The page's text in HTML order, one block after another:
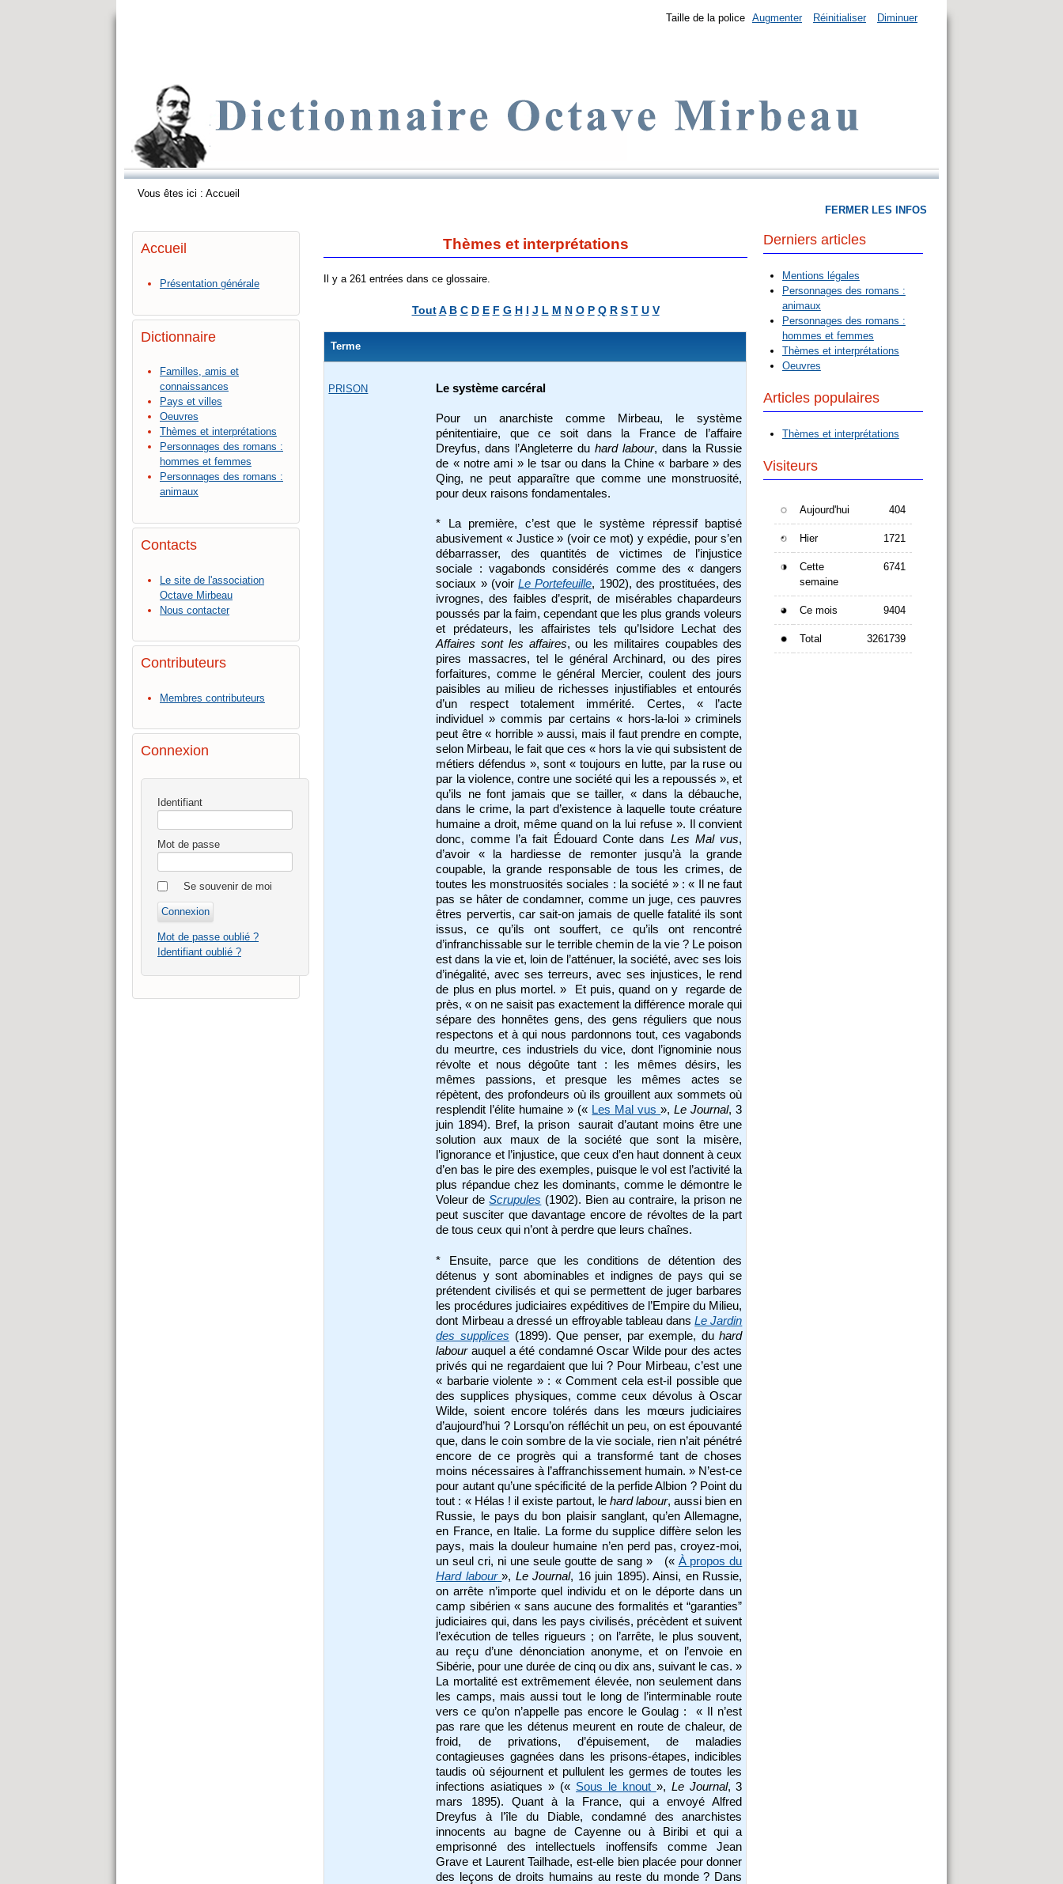
Taille de la police Augmenter Réinitialiser Diminuer
Vous êtes ici : Accueil
Accueil
Présentation générale
Dictionnaire
Familles, amis et
connaissances
Pays et villes
Oeuvres
Thèmes et interprétations
Personnages des romans :
hommes et femmes
Personnages des romans :
animaux
Contacts
Le site de l'association
Octave Mirbeau
Nous contacter
Contributeurs
Membres contributeurs
Connexion
Identifiant
Mot de passe
Se souvenir de moi
Mot de passe oublié ?
Identifiant oublié ?
Thèmes et interprétations
Il y a 261 entrées dans ce glossaire.
Tout A B C D E F G H I J L M N O P Q R S T U V
Terme
PRISON Le système carcéral
Pour un anarchiste comme Mirbeau, le système
pénitentiaire, que ce soit dans la France de l’affaire
Dreyfus, dans l’Angleterre duhard labour, dans la Russie
de « notre ami » le tsar ou dans la Chine « barbare » des
Qing, ne peut apparaître que comme une monstruosité,
pour deux raisons fondamentales.
* La première, c’est que le système répressif baptisé
abusivement « Justice » (voir ce mot) y expédie, pour s’en
débarrasser, des quantités de victimes de l’injustice
sociale : vagabonds considérés comme des « dangers
sociaux » (voirLe Portefeuille, 1902), des prostituées, des
ivrognes, des faibles d’esprit, de misérables chapardeurs
poussés par la faim, cependant que les plus grands voleurs
et prédateurs, les affairistes tels qu’Isidore Lechat des
Affaires sont les affaires, ou les militaires coupables des
pires massacres, tel le général Archinard, ou des pires
forfaitures, comme le général Mercier, coulent des jours
paisibles au milieu de richesses injustifiables et entourés
d’un respect totalement immérité. Certes, « l’acte
individuel » commis par certains « hors-la-loi » criminels
peut être « horrible » aussi, mais il faut prendre en compte,
selon Mirbeau, le fait que ces « hors la vie qui subsistent de
métiers défendus », sont « toujours en lutte, par la ruse ou
par la violence, contre une société qui les a repoussés », et
qu’ils ne font jamais que se tailler, « dans la débauche,
dans le crime, la part d’existence à laquelle toute créature
humaine a droit, même quand on la lui refuse ». Il convient
donc, comme l’a fait Édouard Conte dans Les Mal vus,
d’avoir « la hardiesse de remonter jusqu’à la grande
coupable, la grande responsable de tous les crimes, de
toutes les monstruosités sociales : la société » : « Il ne faut
pas se hâter de condamner, comme un juge, ces pauvres
êtres pervertis, car sait-on jamais de quelle fatalité ils sont
issus, ce qu’ils ont souffert, ce qu’ils ont rencontré
d’infranchissable sur le terrible chemin de la vie ? Le poison
est dans la vie et, loin de l’atténuer, la société, avec ses lois
d’inégalité, avec ses terreurs, avec ses injustices, le rend
de plus en plus mortel. » Et puis, quand on y regarde de
près, « on ne saisit pas exactement la différence morale qui
sépare des honnêtes gens, des gens réguliers que nous
respectons et à qui nous pardonnons tout, ces vagabonds
du meurtre, ces industriels du vice, dont l’ignominie nous
révolte et nous dégoûte tant : les mêmes désirs, les
mêmes passions, et presque les mêmes actes se
répètent, des profondeurs où ils grouillent aux sommets où
resplendit l’élite humaine » (« Les Mal vus»,Le Journal, 3
juin 1894). Bref, la prison saurait d’autant moins être une
solution aux maux de la société que sont la misère,
l’ignorance et l’injustice, que ceux d’en haut donnent à ceux
d’en bas le pire des exemples, puisque le vol est l’activité la
plus répandue chez les dominants, comme le démontre le
Voleur deScrupules (1902). Bien au contraire, la prison ne
peut susciter que davantage encore de révoltes de la part
de tous ceux qui n’ont à perdre que leurs chaînes.
* Ensuite, parce que les conditions de détention des
détenus y sont abominables et indignes de pays qui se
prétendent civilisés et qui se permettent de juger barbares
les procédures judiciaires expéditives de l’Empire du Milieu,
dont Mirbeau a dressé un effroyable tableau dansLe Jardin
des supplices (1899). Que penser, par exemple, duhard
labourauquel a été condamné Oscar Wilde pour des actes
privés qui ne regardaient que lui ? Pour Mirbeau, c’est une
« barbarie violente » : « Comment cela est-il possible que
des supplices physiques, comme ceux dévolus à Oscar
Wilde, soient encore tolérés dans les mœurs judiciaires
d’aujourd’hui ? Lorsqu’on réfléchit un peu, on est épouvanté
que, dans le coin sombre de la vie sociale, rien n’ait pénétré
encore de ce progrès qui a transformé tant de choses
moins nécessaires à l’affranchissement humain. » N’est-ce
pour autant qu’une spécificité de la perfide Albion ? Point du
tout : « Hélas ! il existe partout, lehard labour, aussi bien en
Russie, le pays du bon plaisir sanglant, qu’en Allemagne,
en France, en Italie. La forme du supplice diffère selon les
pays, mais la douleur humaine n’en perd pas, croyez-moi,
un seul cri, ni une seule goutte de sang » (« À propos du
Hard labour », Le Journal, 16 juin 1895). Ainsi, en Russie,
on arrête n’importe quel individu et on le déporte dans un
camp sibérien « sans aucune des formalités et “garanties”
judiciaires qui, dans les pays civilisés, précèdent et suivent
l’exécution de telles rigueurs ; on l’arrête, le plus souvent,
au reçu d’une dénonciation anonyme, et on l’envoie en
Sibérie, pour une durée de cinq ou dix ans, suivant le cas. »
La mortalité est extrêmement élevée, non seulement dans
les camps, mais aussi tout le long de l’interminable route
vers ce qu’on n’appelle pas encore le Goulag : « Il n’est
pas rare que les détenus meurent en route de chaleur, de
froid, de privations, d’épuisement, de maladies
contagieuses gagnées dans les prisons-étapes, indicibles
taudis où séjournent et pullulent les germes de toutes les
infections asiatiques » (« Sous le knout », Le Journal, 3
mars 1895). Quant à la France, qui a envoyé Alfred
Dreyfus à l’île du Diable, condamné des anarchistes
innocents au bagne de Cayenne ou à Biribi et qui a
emprisonné des intellectuels inoffensifs comme Jean
Grave et Laurent Tailhade, est-elle bien placée pour donner
des leçons de droits humains au reste du monde ? Dans
FERMER LES INFOS
Derniers articles
Mentions légales
Personnages des romans :
animaux
Personnages des romans :
hommes et femmes
Thèmes et interprétations
Oeuvres
Articles populaires
Thèmes et interprétations
Visiteurs
Aujourd'hui 404
Hier 1721
Cette
semaine
6741
Ce mois 9404
Total 3261739